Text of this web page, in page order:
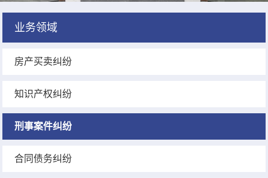
业务领域
房产买卖纠纷
知识产权纠纷
刑事案件纠纷
合同债务纠纷